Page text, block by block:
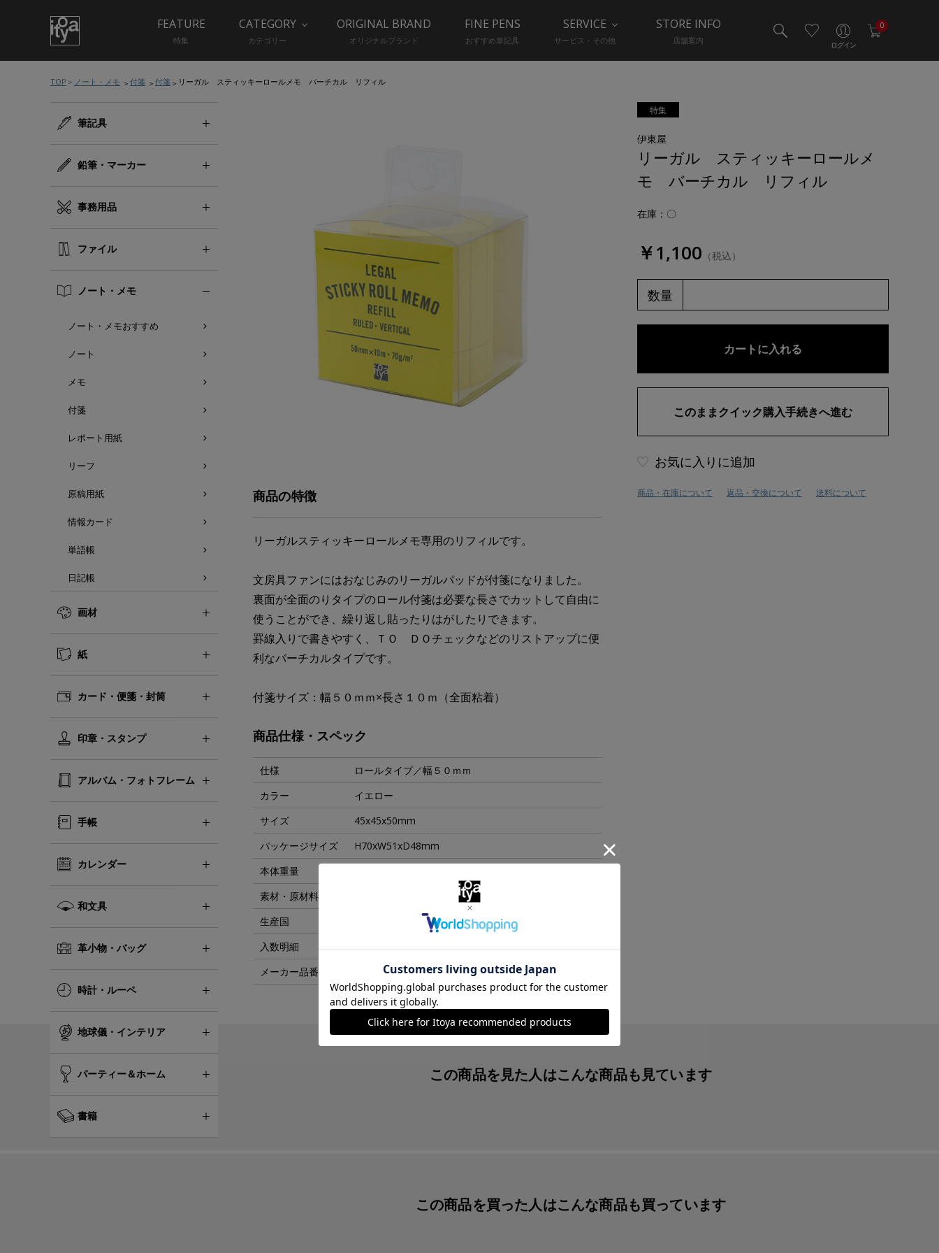
ログイン
0
FEATURE
特集
CATEGORY
カテゴリー
ORIGINAL BRAND
オリジナルブランド
FINE PENS
おすすめ筆記具
SERVICE
サービス・その他
STORE INFO
店舗案内
TOP ノート・メモ 付箋 付箋 リーガル スティッキーロールメモ バーチカル リフィル
筆記具
鉛筆・マーカー
事務用品
ファイル
ノート・メモ
ノート・メモおすすめ
ノート
メモ
付箋
レポート用紙
リーフ
原稿用紙
情報カード
単語帳
日記帳
画材
紙
カード・便箋・封筒
印章・スタンプ
アルバム・フォトフレーム
手帳
カレンダー
和文具
革小物・バッグ
時計・ルーペ
地球儀・インテリア
パーティー＆ホーム
書籍
特集
伊東屋
リーガル スティッキーロールメ
モ バーチカル リフィル
在庫：〇
￥1,100 （税込）
数量
お気に入りに追加
商品・在庫について 返品・交換について 送料について
商品の特徴
リーガルスティッキーロールメモ専用のリフィルです。
文房具ファンにはおなじみのリーガルパッドが付箋になりました。
裏面が全面のりタイプのロール付箋は必要な長さでカットして自由に
使うことができ、繰り返し貼ったりはがしたりできます。
罫線入りで書きやすく、ＴＯ ＤＯチェックなどのリストアップに便
利なバーチカルタイプです。
付箋サイズ：幅５０ｍｍ×長さ１０ｍ（全面粘着）
商品仕様・スペック
仕様
ロールタイプ／幅５０ｍｍ
カラー
イエロー
サイズ
45x45x50mm
パッケージサイズ
H70xW51xD48mm
本体重量
素材・原材料
生産国
入数明細
１巻
メーカー品番
LPFR01R
この商品を見た人はこんな商品も見ています
この商品を買った人はこんな商品も買っています